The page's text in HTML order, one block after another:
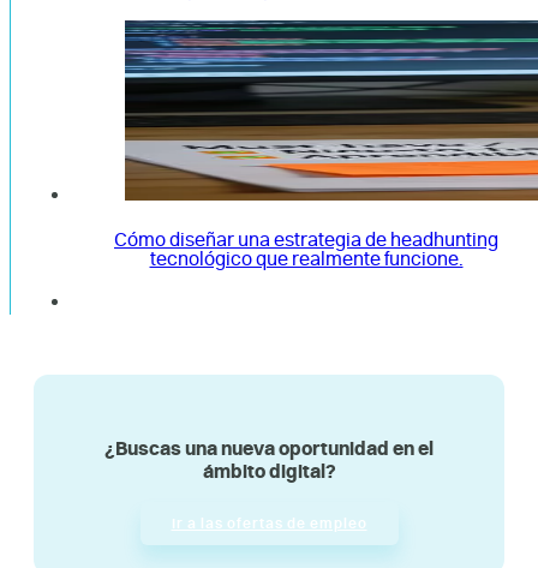
Cómo diseñar una estrategia de headhunting
tecnológico que realmente funcione.
¿Buscas una nueva oportunidad en el
ámbito digital?
Ir a las ofertas de empleo